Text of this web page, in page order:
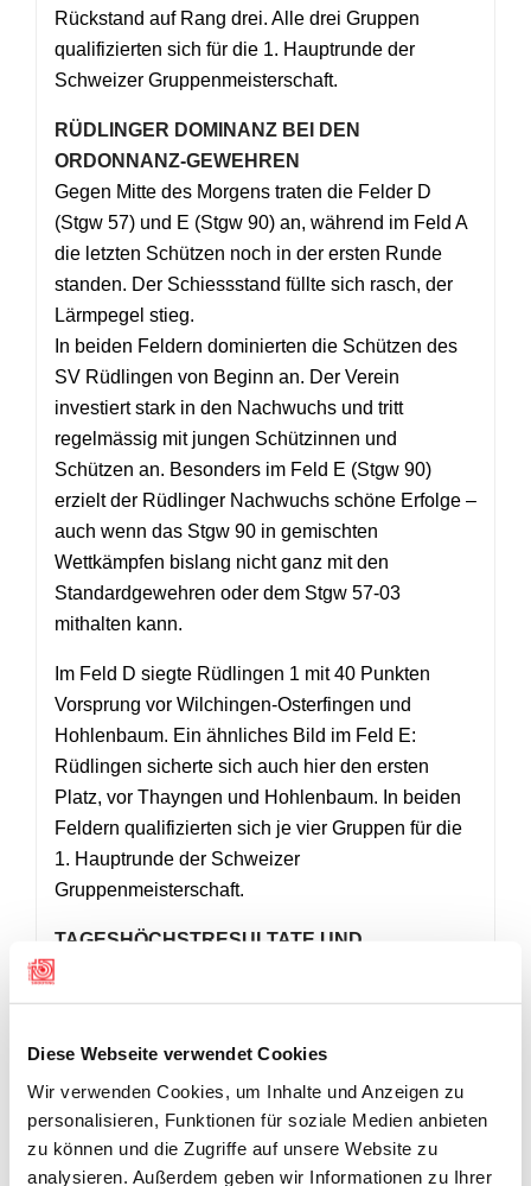
Diese Webseite verwendet Cookies
Wir verwenden Cookies, um Inhalte und Anzeigen zu
personalisieren, Funktionen für soziale Medien anbieten
zu können und die Zugriffe auf unsere Website zu
analysieren. Außerdem geben wir Informationen zu Ihrer
Rückstand auf Rang drei. Alle drei Gruppen
qualifizierten sich für die 1. Hauptrunde der
Schweizer Gruppenmeisterschaft.
RÜDLINGER DOMINANZ BEI DEN
ORDONNANZ-GEWEHREN
Gegen Mitte des Morgens traten die Felder D
(Stgw 57) und E (Stgw 90) an, während im Feld A
die letzten Schützen noch in der ersten Runde
standen. Der Schiessstand füllte sich rasch, der
Lärmpegel stieg.
In beiden Feldern dominierten die Schützen des
SV Rüdlingen von Beginn an. Der Verein
investiert stark in den Nachwuchs und tritt
regelmässig mit jungen Schützinnen und
Schützen an. Besonders im Feld E (Stgw 90)
erzielt der Rüdlinger Nachwuchs schöne Erfolge –
auch wenn das Stgw 90 in gemischten
Wettkämpfen bislang nicht ganz mit den
Standardgewehren oder dem Stgw 57-03
mithalten kann.
Im Feld D siegte Rüdlingen 1 mit 40 Punkten
Vorsprung vor Wilchingen-Osterfingen und
Hohlenbaum. Ein ähnliches Bild im Feld E:
Rüdlingen sicherte sich auch hier den ersten
Platz, vor Thayngen und Hohlenbaum. In beiden
Feldern qualifizierten sich je vier Gruppen für die
1. Hauptrunde der Schweizer
Gruppenmeisterschaft.
TAGESHÖCHSTRESULTATE UND
In der Einzelwertung ragten folgende Schützen
– Christian Risch, SG Dörflingen (Feld A): 389
Punkte
– Michael Rey, SV Dörflingen (Feld D): 285
Punkte